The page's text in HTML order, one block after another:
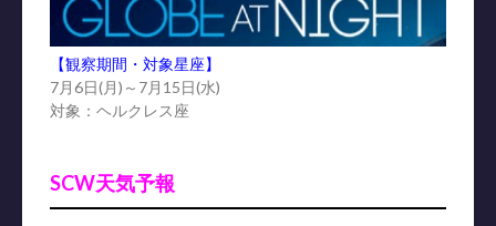
【観察期間・対象星座】
7月6日(月)～7月15日(水)
対象：ヘルクレス座
SCW天気予報